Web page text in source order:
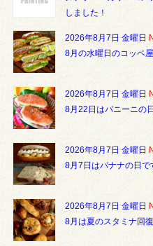
しました！
2026年8月7日 金曜日
8月の水曜日のコッペ
2026年8月7日 金曜日
8月22日はパニーニの
2026年8月7日 金曜日
8月7日はバナナの日で
2026年8月7日 金曜日
8月は夏のスタミナ回